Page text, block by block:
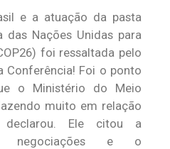
e a atuação da pasta
das Nações Unidas para
foi ressaltada pelo
Conferência! Foi o ponto
o Ministério do Meio
muito em relação
Ele citou a
negociações e o